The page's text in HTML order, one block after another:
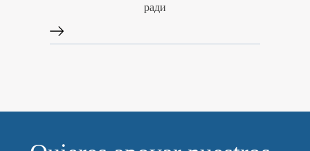
ради